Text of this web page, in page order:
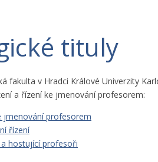
tituly
fakulta v Hradci Králové Univerzity
a řízení ke jmenování profesorem:
jmenování profesorem
řízení
hostující profesoři